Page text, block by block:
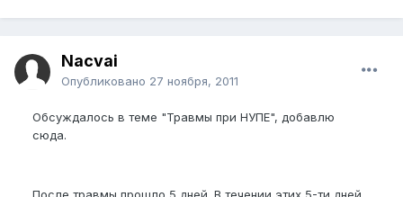
Nacvai
Опубликовано 27 ноября, 2011
Обсуждалось в теме "Травмы при НУПЕ", добавлю
сюда.